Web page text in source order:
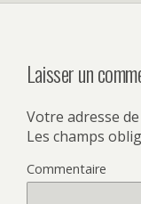
Laisser un
Votre adresse
Les champs
Commentaire